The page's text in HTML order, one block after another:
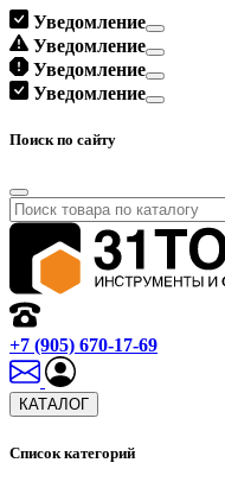
Уведомление
Уведомление
Уведомление
Уведомление
Поиск по сайту
+7 (905) 670-17-69
КАТАЛОГ
Список категорий